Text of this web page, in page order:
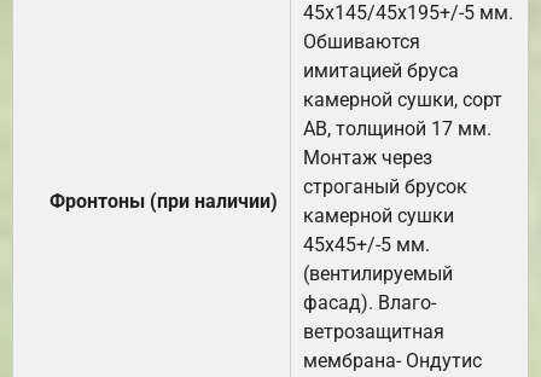
Фронтоны (при наличии)
45х145/45х195+/-5 мм.
Обшиваются
имитацией бруса
камерной сушки, сорт
АВ, толщиной 17 мм.
Монтаж через
строганый брусок
камерной сушки
45х45+/-5 мм.
(вентилируемый
фасад). Влаго-
ветрозащитная
мембрана- Ондутис